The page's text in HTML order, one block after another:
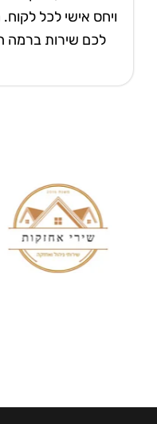
ויחס אישי לכל
לכם שירות ברמה